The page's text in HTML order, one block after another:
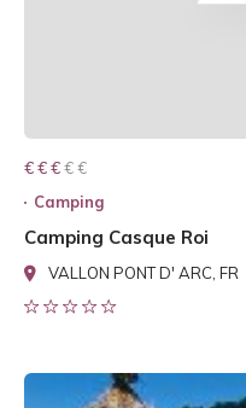
€ € € € €
€ € €
Camping
Camping Casque Roi
VALLON PONT D' ARC, FR